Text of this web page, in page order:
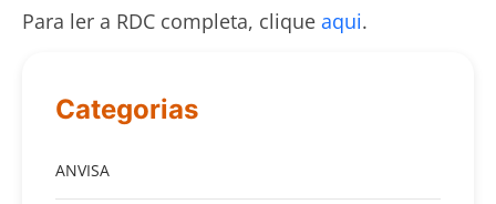
Para ler a RDC completa, clique aqui.
Categorias
ANVISA